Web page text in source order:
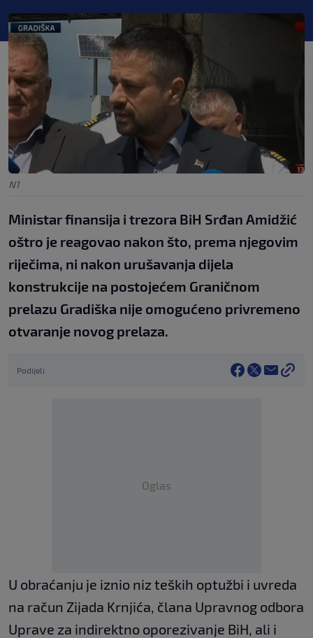
N1
Ministar finansija i trezora BiH Srđan Amidžić
oštro je reagovao nakon što, prema njegovim
riječima, ni nakon urušavanja dijela
konstrukcije na postojećem Graničnom
prelazu Gradiška nije omogućeno privremeno
otvaranje novog prelaza.
Podijeli
Oglas
U obraćanju je iznio niz teških optužbi i uvreda
na račun Zijada Krnjića, člana Upravnog odbora
Uprave za indirektno oporezivanje BiH, ali i